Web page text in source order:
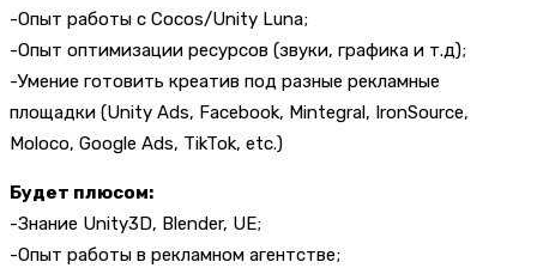
-Опыт работы c Cocos/Unity Luna;
-Опыт оптимизации ресурсов (звуки, графика и т.д);
-Умение готовить креатив под разные рекламные
площадки (Unity Ads, Facebook, Mintegral, IronSource,
Moloco, Google Ads, TikTok, etc.)
Будет плюсом:
-Знание Unity3D, Blender, UE;
-Опыт работы в рекламном агентстве;